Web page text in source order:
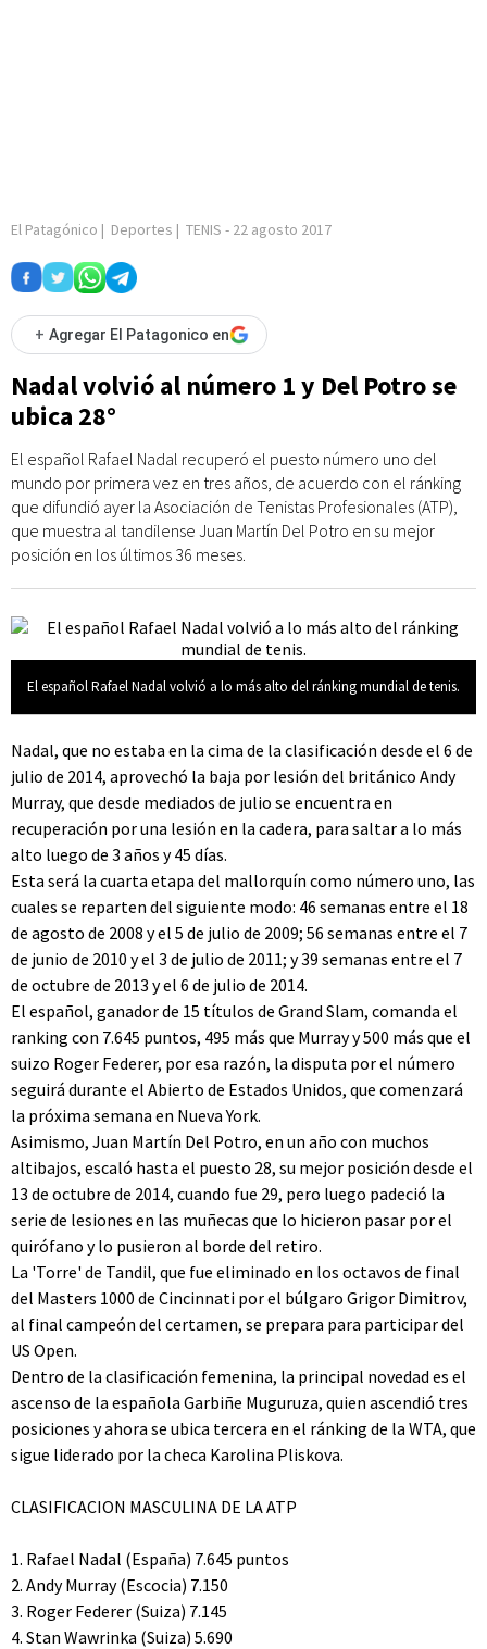
El Patagónico | Deportes | TENIS - 22 agosto 2017
+ Agregar El Patagonico en
Nadal volvió al número 1 y Del Potro se
ubica 28°
El español Rafael Nadal recuperó el puesto número uno del
mundo por primera vez en tres años, de acuerdo con el ránking
que difundió ayer la Asociación de Tenistas Profesionales (ATP),
que muestra al tandilense Juan Martín Del Potro en su mejor
posición en los últimos 36 meses.
El español Rafael Nadal volvió a lo más alto del ránking mundial de tenis.
Nadal, que no estaba en la cima de la clasificación desde el 6 de
julio de 2014, aprovechó la baja por lesión del británico Andy
Murray, que desde mediados de julio se encuentra en
recuperación por una lesión en la cadera, para saltar a lo más
alto luego de 3 años y 45 días.
Esta será la cuarta etapa del mallorquín como número uno, las
cuales se reparten del siguiente modo: 46 semanas entre el 18
de agosto de 2008 y el 5 de julio de 2009; 56 semanas entre el 7
de junio de 2010 y el 3 de julio de 2011; y 39 semanas entre el 7
de octubre de 2013 y el 6 de julio de 2014.
El español, ganador de 15 títulos de Grand Slam, comanda el
ranking con 7.645 puntos, 495 más que Murray y 500 más que el
suizo Roger Federer, por esa razón, la disputa por el número
seguirá durante el Abierto de Estados Unidos, que comenzará
la próxima semana en Nueva York.
Asimismo, Juan Martín Del Potro, en un año con muchos
altibajos, escaló hasta el puesto 28, su mejor posición desde el
13 de octubre de 2014, cuando fue 29, pero luego padeció la
serie de lesiones en las muñecas que lo hicieron pasar por el
quirófano y lo pusieron al borde del retiro.
La 'Torre' de Tandil, que fue eliminado en los octavos de final
del Masters 1000 de Cincinnati por el búlgaro Grigor Dimitrov,
al final campeón del certamen, se prepara para participar del
US Open.
Dentro de la clasificación femenina, la principal novedad es el
ascenso de la española Garbiñe Muguruza, quien ascendió tres
posiciones y ahora se ubica tercera en el ránking de la WTA, que
sigue liderado por la checa Karolina Pliskova.
CLASIFICACION MASCULINA DE LA ATP
1. Rafael Nadal (España) 7.645 puntos
2. Andy Murray (Escocia) 7.150
3. Roger Federer (Suiza) 7.145
4. Stan Wawrinka (Suiza) 5.690